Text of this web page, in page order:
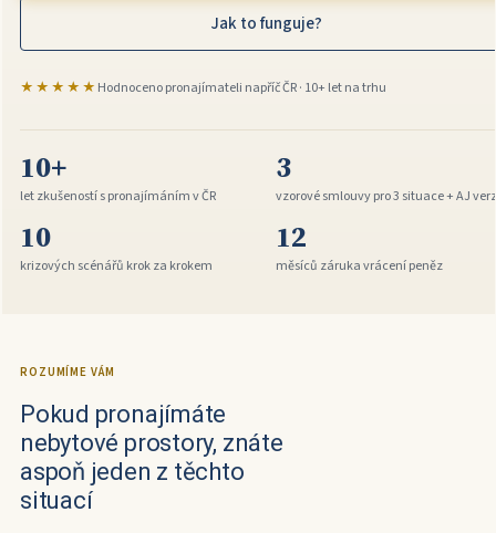
Jak to funguje?
★★★★★ Hodnoceno pronajímateli napříč ČR · 10+ let na trhu
10+
let zkušeností s pronajímáním v ČR
3
vzorové smlouvy pro 3 situace + AJ
10
krizových scénářů krok za krokem
12
měsíců záruka vrácení peněz
ROZUMÍME VÁM
Pokud pronajímáte
nebytové prostory, znáte
aspoň jeden z těchto
situací